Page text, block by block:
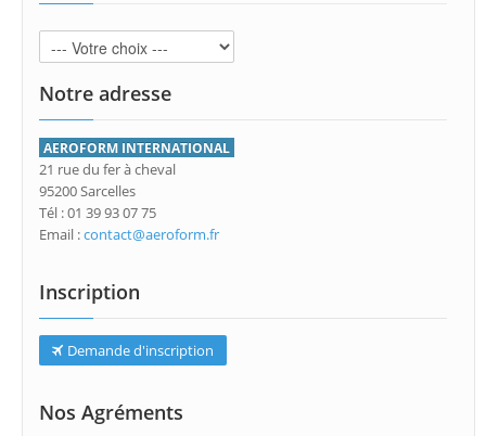
Notre adresse
AEROFORM INTERNATIONAL
21 rue du fer à cheval
95200 Sarcelles
Tél : 01 39 93 07 75
Email :contact@aeroform.fr
Inscription
Demande d'inscription
Nos Agréments